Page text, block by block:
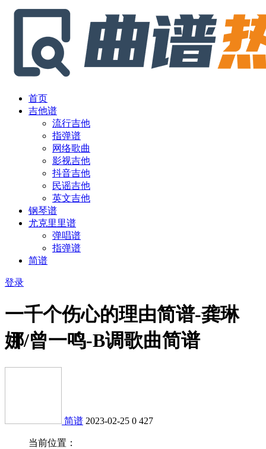
首页
吉他谱
流行吉他
指弹谱
网络歌曲
影视吉他
抖音吉他
民谣吉他
英文吉他
钢琴谱
尤克里里谱
弹唱谱
指弹谱
简谱
登录
一千个伤心的理由简谱-龚琳
娜/曾一鸣-B调歌曲简谱
简谱 2023-02-25 0 427
当前位置：